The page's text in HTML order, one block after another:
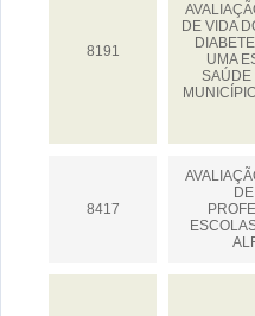
8191
DE VIDA
UMA
SAÚDE
8417